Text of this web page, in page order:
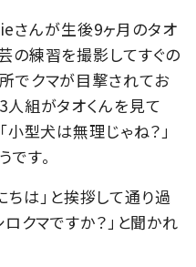
んが生後9ヶ月のタオ
の練習を撮影してすぐの
でクマが目撃されてお
人組がタオくんを見て
小型犬は無理じゃね？」
す。
は」と挨拶して通り過
ロクマですか？」と聞かれ